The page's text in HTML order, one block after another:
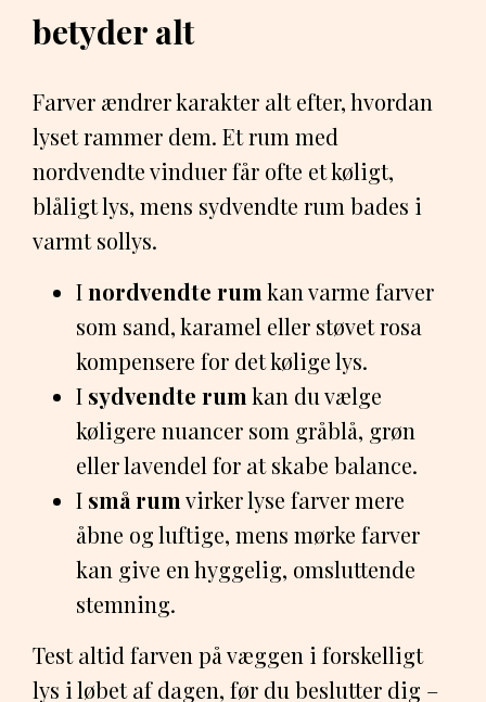
betyder alt
Farver ændrer karakter alt efter, hvordan
lyset rammer dem. Et rum med
nordvendte vinduer får ofte et køligt,
blåligt lys, mens sydvendte rum bades i
varmt sollys.
Inordvendte rum kan varme farver
som sand, karamel eller støvet rosa
kompensere for det kølige lys.
I sydvendte rum kan du vælge
køligere nuancer som gråblå, grøn
eller lavendel for at skabe balance.
I små rum virker lyse farver mere
åbne og luftige, mens mørke farver
kan give en hyggelig, omsluttende
stemning.
Test altid farven på væggen i forskelligt
lys i løbet af dagen, før du beslutter dig –